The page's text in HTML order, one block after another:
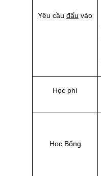
Yêu cầu đấu vào
Học phí
Học Bổng